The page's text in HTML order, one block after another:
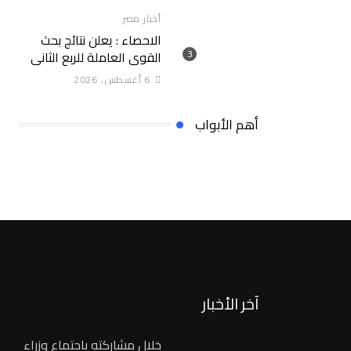
أخبار مصر
الاحصاء : يعلن نتائج بحث
القوى العاملة للربع الثانى
(أبريل- يونيه) لعام 2026
6 أغسطس، 2026
أهم الأبواب
آخر الأخبار
خلال مشاركته باجتماع وزراء